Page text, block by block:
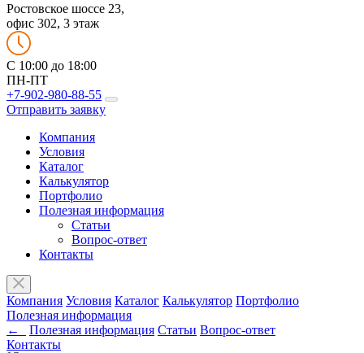
Ростовское шоссе 23,
офис 302, 3 этаж
C 10:00 до 18:00
ПН-ПТ
+7-902-980-88-55
Отправить заявку
Компания
Условия
Каталог
Калькулятор
Портфолио
Полезная информация
Статьи
Вопрос-ответ
Контакты
Компания Условия Каталог Калькулятор Портфолио
Полезная информация
←
Полезная информация Статьи Вопрос-ответ
Контакты